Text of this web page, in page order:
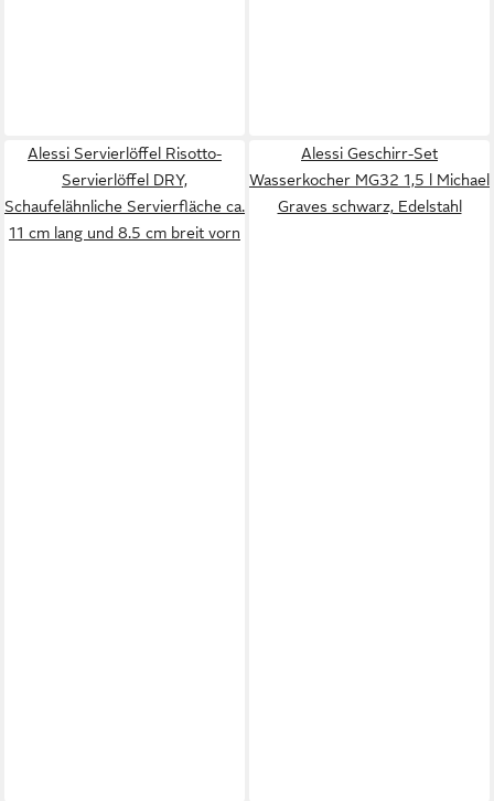
Alessi Servierlöffel Risotto-
Servierlöffel DRY,
Schaufelähnliche Servierfläche ca.
11 cm lang und 8.5 cm breit vorn
Alessi Geschirr-Set
Wasserkocher MG32 1,5 l Michael
Graves schwarz, Edelstahl